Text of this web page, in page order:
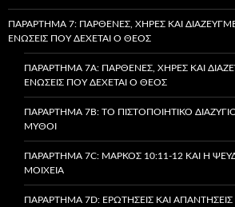
ΠΑΡΆΡΤΗΜΑ 7: ΠΑΡΘΈΝΕΣ, ΧΉΡΕΣ ΚΑΙ
ΕΝΏΣΕΙΣ ΠΟΥ ΔΈΧΕΤΑΙ Ο ΘΕΌΣ
ΠΑΡΆΡΤΗΜΑ 7A: ΠΑΡΘΈΝΕΣ, ΧΉΡΕΣ ΚΑΙ
ΕΝΏΣΕΙΣ ΠΟΥ ΔΈΧΕΤΑΙ Ο ΘΕΌΣ
ΠΑΡΆΡΤΗΜΑ 7B: ΤΟ ΠΙΣΤΟΠΟΙΗΤΙΚΌ
ΜΎΘΟΙ
ΠΑΡΆΡΤΗΜΑ 7C: ΜΆΡΚΟΣ 10:11-12 ΚΑΙ Η
ΜΟΙΧΕΊΑ
ΠΑΡΆΡΤΗΜΑ 7D: ΕΡΩΤΉΣΕΙΣ ΚΑΙ